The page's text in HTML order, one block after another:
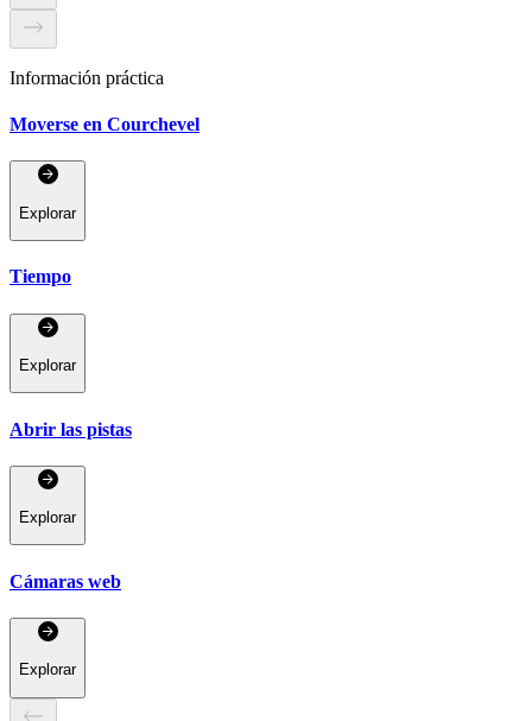
Información práctica
Moverse en Courchevel
Explorar
Tiempo
Explorar
Abrir las pistas
Explorar
Cámaras web
Explorar